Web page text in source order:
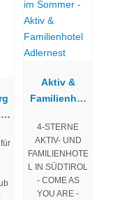
Aktiv &
Familienhot
4-STERNE
AKTIV- UND
FAMILIENHOTE
L IN SÜDTIROL
- COME AS
YOU ARE -​